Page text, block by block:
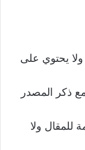
ولا يحتوي على
ذكر المصدر
للمقال ولا